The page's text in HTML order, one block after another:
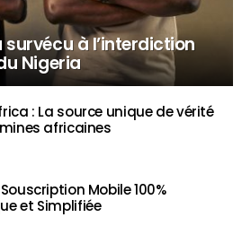
à l’interdiction
Nigeria
: La source unique de vérité
africaines
Mobile 100%
et Simplifiée